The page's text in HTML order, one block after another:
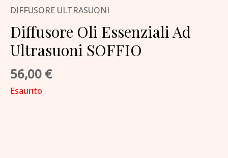
DIFFUSORE ULTRASUONI
Diffusore Oli Essenziali Ad
Ultrasuoni SOFFIO
56,00 €
Esaurito
disattiva
disattiva